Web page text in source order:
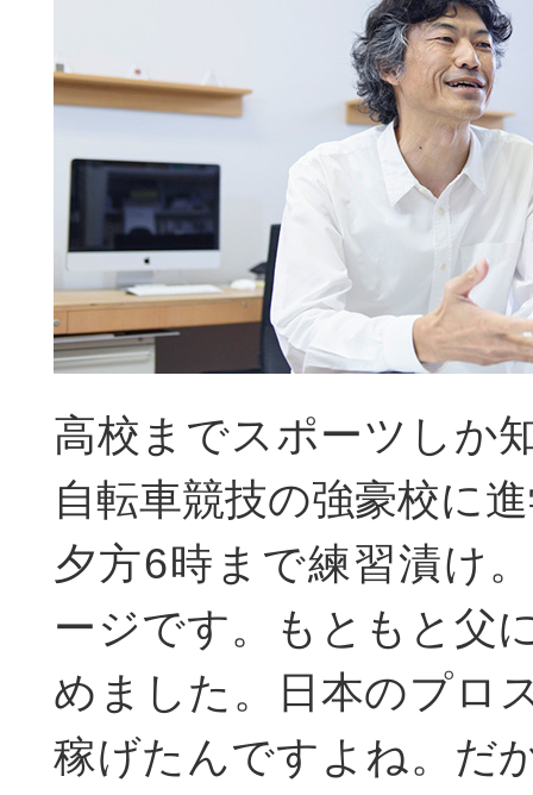
高校までスポーツしか
自転車競技の強豪校に
夕方6時まで練習漬け
ージです。もともと父
めました。日本のプロ
稼げたんですよね。だ